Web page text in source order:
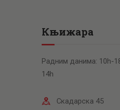
Књижара
Радним данима: 10h-
14h
Скадарска 45